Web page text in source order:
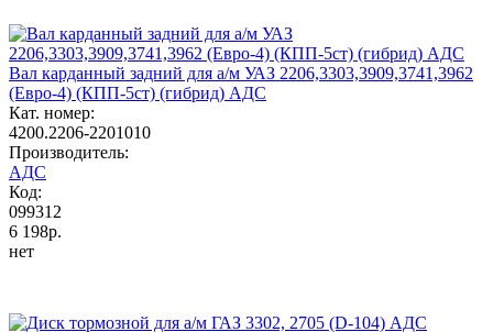
Вал карданный задний для а/м УАЗ 2206,3303,3909,3741,3962
(Евро-4) (КПП-5ст) (гибрид) АДС
Кат. номер:
4200.2206-2201010
Производитель:
АДС
Код:
099312
6 198р.
нет